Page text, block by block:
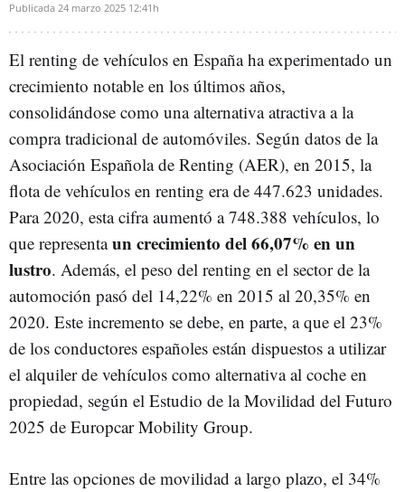
Publicada 24 marzo 2025 12:41h
El renting de vehículos en España ha experimentado un
crecimiento notable en los últimos años,
consolidándose como una alternativa atractiva a la
compra tradicional de automóviles. Según datos de la
Asociación Española de Renting (AER), en 2015, la
flota de vehículos en renting era de 447.623 unidades.
Para 2020, esta cifra aumentó a 748.388 vehículos, lo
que representaun crecimiento del 66,07% en un
lustro. Además, el peso del renting en el sector de la
automoción pasó del 14,22% en 2015 al 20,35% en
2020. Este incremento se debe, en parte, a que el 23%
de los conductores españoles están dispuestos a utilizar
el alquiler de vehículos como alternativa al coche en
propiedad, según el Estudio de la Movilidad del Futuro
2025 de Europcar Mobility Group.
Entre las opciones de movilidad a largo plazo, el 34%